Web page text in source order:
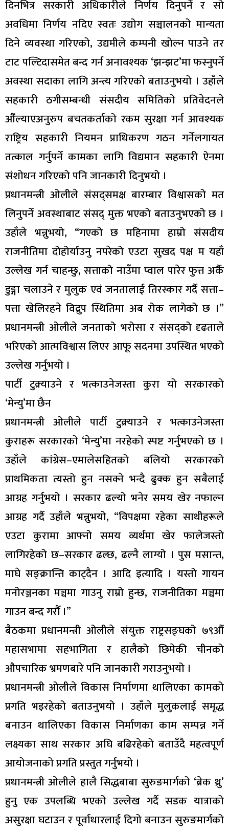
दिनभित्र सरकारी अधिकारीले निर्णय दिनुपर्ने र सो
अवधिमा निर्णय नदिए स्वतः उद्योग सञ्चालनको मान्यता
दिने व्यवस्था गरिएको, उद्यमीले कम्पनी खोल्न पाउने तर
टाट पल्टिदासमेत बन्द गर्न अनावश्यक ‘झन्झट’मा फस्नुपर्ने
अवस्था सदाका लागि अन्त्य गरिएको बताउनुभयो । उहाँले
सहकारी ठगीसम्बन्धी संसदीय समितिको प्रतिवेदनले
औँल्याएअनुरुप बचतकर्ताको रकम सुरक्षा गर्न आवश्यक
राष्ट्रिय सहकारी नियमन प्राधिकरण गठन गर्नेलगायत
तत्काल गर्नुपर्ने कामका लागि विद्यमान सहकारी ऐनमा
संशोधन गरिएको पनि जानकारी दिनुभयो ।
प्रधानमन्त्री ओलीले संसद्समक्ष बारम्बार विश्वासको मत
लिनुपर्ने अवस्थाबाट संसद् मुक्त भएको बताउनुभएको छ ।
उहाँले भन्नुभयो, “गएको छ महिनामा हाम्रो संसदीय
राजनीतिमा दोहोर्याउनु नपरेको एउटा सुखद पक्ष म यहाँ
उल्लेख गर्न चाहन्छु, सत्ताको नाउँमा प्वाल पारेर फुत्त अर्कै
डुङ्गा चलाउने र मुलुक एवं जनतालाई तिरस्कार गर्दै सत्ता–
पत्ता खेलिरहने विद्रुप स्थितिमा अब रोक लागेको छ ।”
प्रधानमन्त्री ओलीले जनताको भरोसा र संसद्को दृढताले
भरिएको आत्मविश्वास लिएर आफू सदनमा उपस्थित भएको
उल्लेख गर्नुभयो ।
पार्टी टुक्र्याउने र भत्काउनेजस्ता कुरा यो सरकारको
‘मेन्यु’मा छैन
प्रधानमन्त्री ओलीले पार्टी टुक्र्याउने र भत्काउनेजस्ता
कुराहरू सरकारको ‘मेन्यु’मा नरहेको स्पष्ट गर्नुभएको छ ।
उहाँले कांग्रेस–एमालेसहितको बलियो सरकारको
प्राथमिकता त्यस्तो हुन नसक्ने भन्दै ढुक्क हुन सबैलाई
आग्रह गर्नुभयो । सरकार ढल्यो भनेर समय खेर नफाल्न
आग्रह गर्दै उहाँले भन्नुभयो, “विपक्षमा रहेका साथीहरूले
एउटा कुरामा आफ्नो समय व्यर्थमा खेर फालेजस्तो
लागिरहेको छ–सरकार ढल्छ, ढल्नै लाग्यो । पुस मसान्त,
माघे सङ्क्रान्ति काट्दैन । आदि इत्यादि । यस्तो गायन
मनोरञ्जनका मञ्चमा गाउनु राम्रो हुन्छ, राजनीतिका मञ्चमा
गाउन बन्द गरौँ ।”
बैठकमा प्रधानमन्त्री ओलीले संयुक्त राष्ट्रसङ्घको ७९औँ
महासभामा सहभागिता र हालैको छिमेकी चीनको
औपचारिक भ्रमणबारे पनि जानकारी गराउनुभयो ।
प्रधानमन्त्री ओलीले विकास निर्माणमा थालिएका कामको
प्रगति भइरहेको बताउनुभयो । उहाँले मुलुकलाई समृद्ध
बनाउन थालिएका विकास निर्माणका काम सम्पन्न गर्ने
लक्ष्यका साथ सरकार अघि बढिरहेको बताउँदै महत्वपूर्ण
आयोजनाको प्रगति प्रस्तुत गर्नुभयो ।
प्रधानमन्त्री ओलीले हालै सिद्धबाबा सुरुङमार्गको ‘ब्रेक थ्रु’
हुनु एक उपलब्धि भएको उल्लेख गर्दै सडक यात्राको
असुरक्षा घटाउन र पूर्वाधारलाई दिगो बनाउन सुरुङमार्गको